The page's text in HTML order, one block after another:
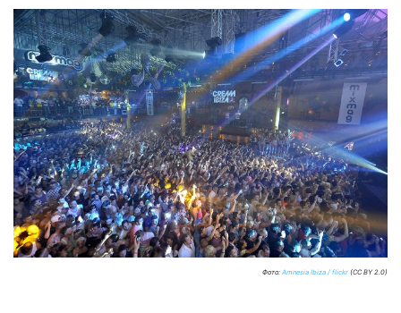
Фото: Amnesia Ibiza / flickr (CC BY 2.0)